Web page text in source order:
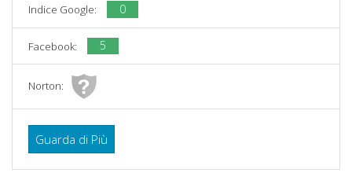
Indice Google: 0
Facebook: 5
Norton:
Guarda di Più